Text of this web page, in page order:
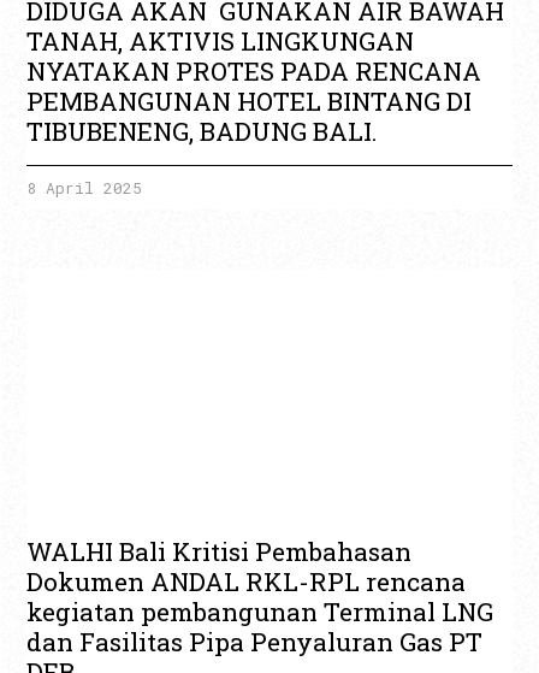
DIDUGA AKAN GUNAKAN AIR BAWAH
TANAH, AKTIVIS LINGKUNGAN
NYATAKAN PROTES PADA RENCANA
PEMBANGUNAN HOTEL BINTANG DI
TIBUBENENG, BADUNG BALI.
8 April 2025
WALHI Bali Kritisi Pembahasan
Dokumen ANDAL RKL-RPL rencana
kegiatan pembangunan Terminal LNG
dan Fasilitas Pipa Penyaluran Gas PT